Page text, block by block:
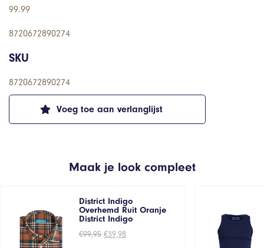
Voeg toe aan verlanglijst
99.99
8720672890274
SKU
8720672890274
Maak je look compleet
District Indigo
Overhemd Ruit Oranje
District Indigo
€99,95 Oorspronkelijke
€39,98Huidige